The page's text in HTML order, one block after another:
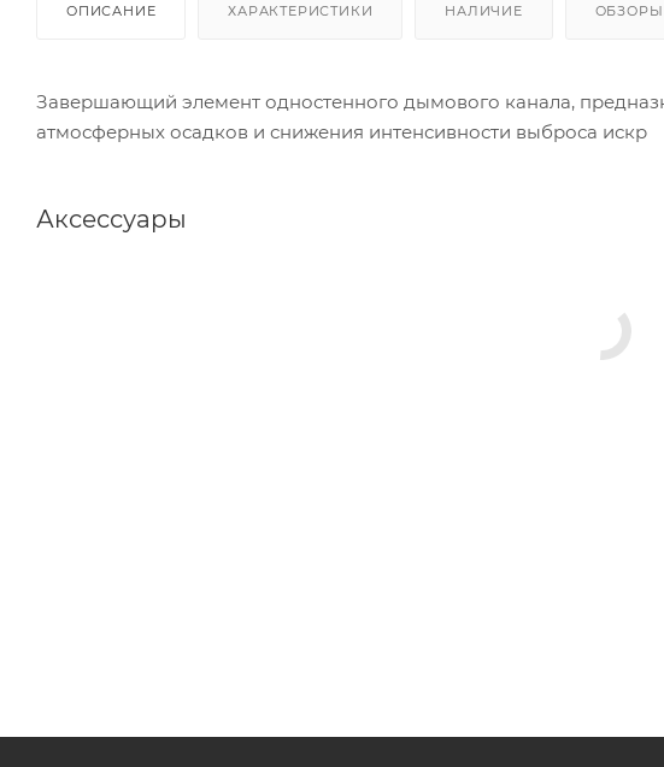
ОПИСАНИЕ ХАРАКТЕРИСТИКИ НАЛИЧИЕ ОБЗОРЫ
Завершающий элемент одностенного дымового канала,
атмосферных осадков и снижения интенсивности выброса искр
Аксессуары